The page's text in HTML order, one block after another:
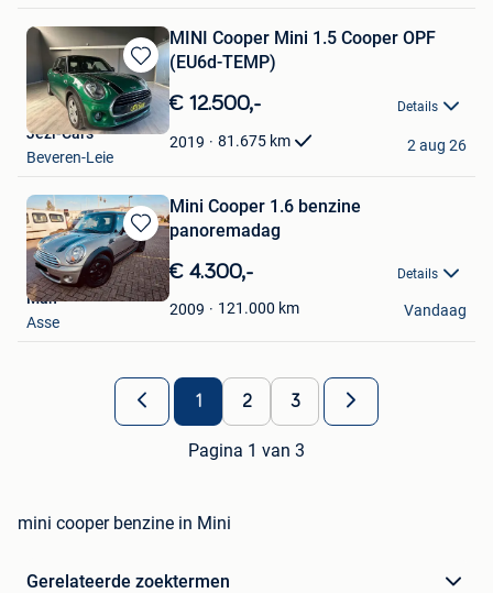
Bewaren
in
Mijn
Favorieten
MINI Cooper Mini 1.5 Cooper OPF
(EU6d-TEMP)
€ 12.500,- Details
2019 81.675 km
Jezi-Cars
Beveren-Leie
2 aug 26
Bewaren
in
Mijn
Favorieten
Mini Cooper 1.6 benzine
panoremadag
€ 4.300,- Details
2009 121.000 km
Man
Asse
Vandaag
1 2 3
Pagina 1 van 3
mini cooper benzine in Mini
Gerelateerde zoektermen